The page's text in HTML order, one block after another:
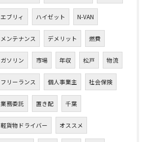
エブリィ ハイゼット N-VAN
メンテナンス デメリット 燃費
ガソリン 市場 年収 松戸 物流
フリーランス 個人事業主 社会保険
業務委託 置き配 千葉
軽貨物ドライバー オススメ